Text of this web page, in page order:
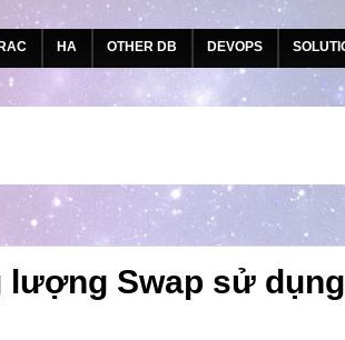
RAC HA OTHER DB DEVOPS
lượng Swap sử